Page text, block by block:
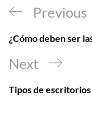
Navegación
de
entradas
Previous
Post
Previous
¿Cómo deben ser
Next
Post
Next
Tipos de